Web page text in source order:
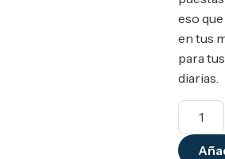
eso
en tus
para
diarias.